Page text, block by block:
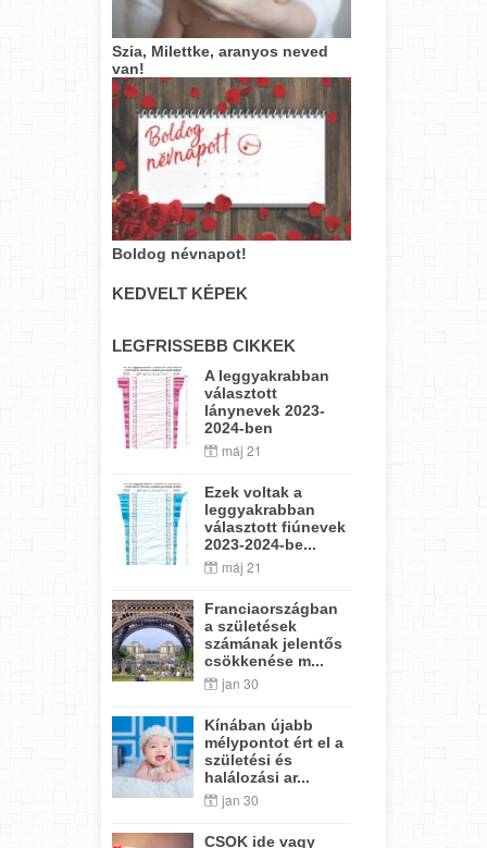
Szia, Milettke, aranyos neved
van!
Boldog névnapot!
KEDVELT KÉPEK
LEGFRISSEBB CIKKEK
A leggyakrabban
választott
lánynevek 2023-
2024-ben
máj 21
Ezek voltak a
leggyakrabban
választott fiúnevek
2023-2024-be...
máj 21
Franciaországban
a születések
számának jelentős
csökkenése m...
jan 30
Kínában újabb
mélypontot ért el a
születési és
halálozási ar...
jan 30
CSOK ide vagy